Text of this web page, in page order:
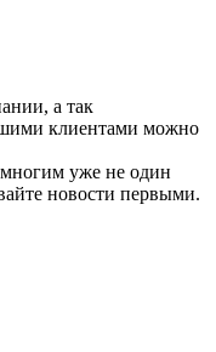
а так
клиентами можно
уже не один
новости первыми.